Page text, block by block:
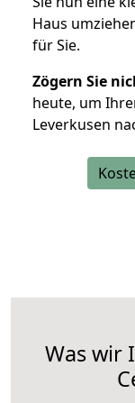
Haus
für Sie.
Zögern Sie
heute, um
Leverkusen
Was wir